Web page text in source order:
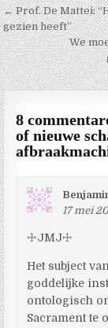
← Prof. De Mattei:
gezien heeft”
We
8
of nieuwe
17 mei
☩JMJ☩
Het subject
goddelijke
ontologisch
Sacrament te